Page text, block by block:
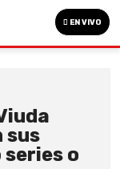
EN VIVO
sus
o